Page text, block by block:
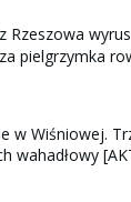
w
z nowym
radiowozu w
trafiło do szpitala